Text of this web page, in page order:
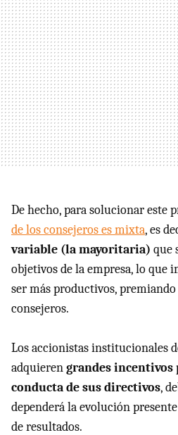
De hecho, para solucionar este
de los consejeros es mixta, es
variable (la mayoritaria) que
objetivos de la empresa, lo que
ser más productivos,
consejeros.
Los accionistas institucionales
adquierengrandes
conducta de sus directivos,
dependerá la evolución
de resultados.